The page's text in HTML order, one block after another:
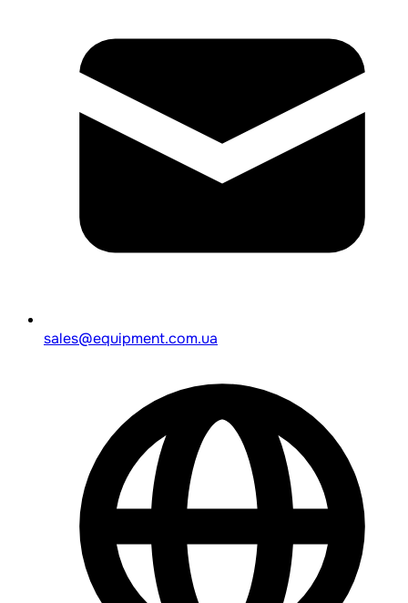
sales@equipment.com.ua